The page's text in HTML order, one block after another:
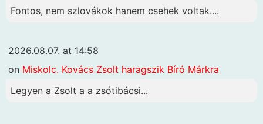
Fontos, nem szlovákok hanem csehek voltak....
2026.08.07. at 14:58
on Miskolc. Kovács Zsolt haragszik Bíró Márkra
Legyen a Zsolt a a zsótibácsi...